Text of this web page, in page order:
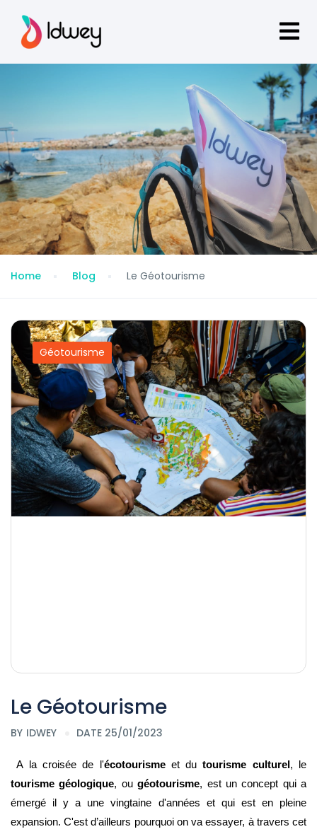
Home Blog Le Géotourisme
Géotourisme
Le Géotourisme
BY IDWEY DATE 25/01/2023
A la croisée de l'écotourisme et du tourisme culturel ,
tourisme géologique, ou géotourisme, est un concept qui a
émergé il y a une vingtaine d'années et qui est en pleine
expansion. C'est d’ailleurs pourquoi on va essayer, à travers cet